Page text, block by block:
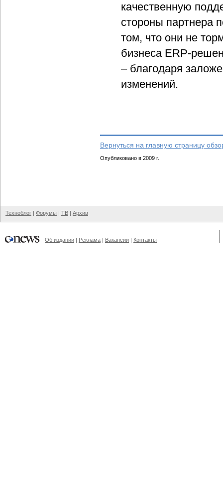
качественную
стороны партнера
том, что они не
бизнеса ERP-
– благодаря
изменений.
Вернуться на главную страницу
Опубликовано в 2009 г.
Техноблог | Форумы | ТВ | Архив
Об издании | Реклама | Вакансии | Контакты